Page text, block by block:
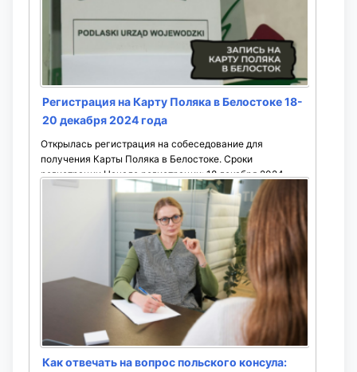
Регистрация на Карту Поляка в Белостоке 18-
20 декабря 2024 года
Открылась регистрация на собеседование для
получения Карты Поляка в Белостоке. Сроки
регистрации Начало регистрации: 18 декабря 2024
года, 8:00 Окончание регистрации: 20 декабря 2024
Как отвечать на вопрос польского консула: